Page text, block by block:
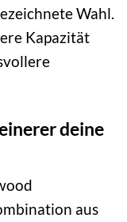
Wahl.
Kapazität
deine
aus